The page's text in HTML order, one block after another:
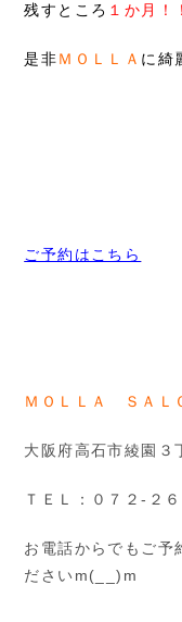
残すところ １か月！！
是非ＭＯＬＬＡ に綺
ご予約はこちら
ＭＯＬＬＡ ＳＡＬ
大阪府高石市綾園３
ＴＥＬ：０７２-２
お電話からでもご予
ださいm(__)m